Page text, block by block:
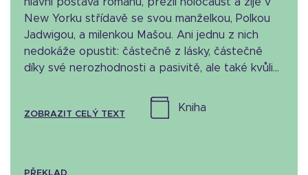
hlavní postava románu, přežil holocaust a žije v
New Yorku střídavě se svou manželkou, Polkou
Jadwigou, a milenkou Mašou. Ani jednu z nich
nedokáže opustit: částečně z lásky, částečně
díky své nerozhodnosti a pasivitě, ale také kvůli...
ZOBRAZIT CELÝ TEXT
kniha